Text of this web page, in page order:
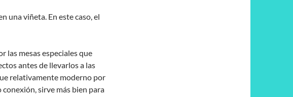
una viñeta. En este caso, el
las mesas especiales que
antes de llevarlos a las
relativamente moderno por
conexión, sirve más bien para